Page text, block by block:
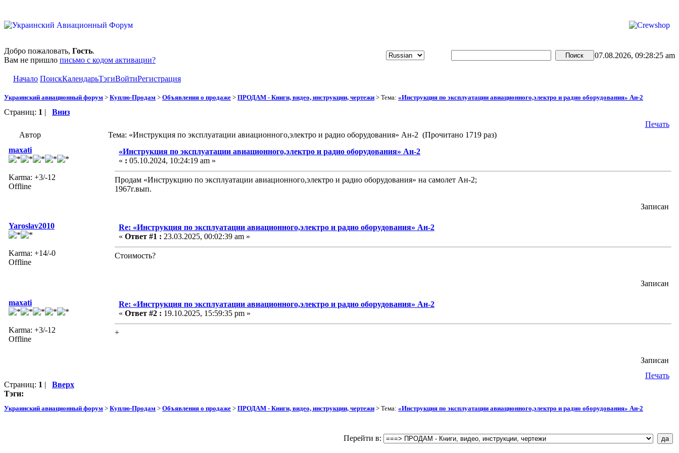
Добро пожаловать, Гость.
Вам не пришло письмо с кодом активации?
07.08.2026, 09:28:25 am
Начало ПоискКалендарьТэгиВойтиРегистрация
Украинский авиационный форум > Куплю-Продам > Объявления о продаже > ПРОДАМ - Книги, видео, инструкции, чертежи > Тема: «Инструкция по эксплуатации авиационного,электро и радио оборудования» Ан-2
Страниц: 1 | Вниз
Печать
Автор
Тема: «Инструкция по эксплуатации авиационного,электро и радио оборудования» Ан-2 (Прочитано 1719 раз)
maxati
Karma: +3/-12
Offline
«Инструкция по эксплуатации авиационного,электро и радио оборудования» Ан-2
« : 05.10.2024, 10:24:19 am »
Продам «Инструкцию по эксплуатации авиационного,электро и радио оборудования» на самолет Ан-2;
1967г.вып.
Записан
Yaroslav2010
Karma: +14/-0
Offline
Re: «Инструкция по эксплуатации авиационного,электро и радио оборудования» Ан-2
« Ответ #1 : 23.03.2025, 00:02:39 am »
Стоимость?
Записан
maxati
Karma: +3/-12
Offline
Re: «Инструкция по эксплуатации авиационного,электро и радио оборудования» Ан-2
« Ответ #2 : 19.10.2025, 15:59:35 pm »
+
Записан
Печать
Страниц: 1 | Вверх
Тэги:
Украинский авиационный форум > Куплю-Продам > Объявления о продаже > ПРОДАМ - Книги, видео, инструкции, чертежи > Тема: «Инструкция по эксплуатации авиационного,электро и радио оборудования» Ан-2
Перейти в: